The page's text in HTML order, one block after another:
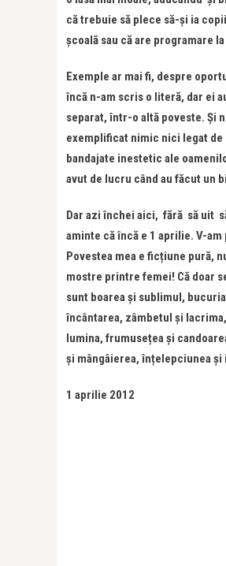
că trebuie să plece să-și ia
școală sau că are programare
Exemple ar mai fi, despre
încă n-am scris o literă, dar ei
separat, într-o altă poveste. Și
exemplificat nimic nici legat de
bandajate inestetic ale
avut de lucru când au făcut un
Dar azi închei aici, fără să uit
aminte că încă e 1 aprilie. V-am
Povestea mea e ficțiune pură,
mostre printre femei! Că doar
sunt boarea și sublimul,
încântarea, zâmbetul și
lumina, frumusețea și
și mângâierea, înțelepciunea și
1 aprilie 2012